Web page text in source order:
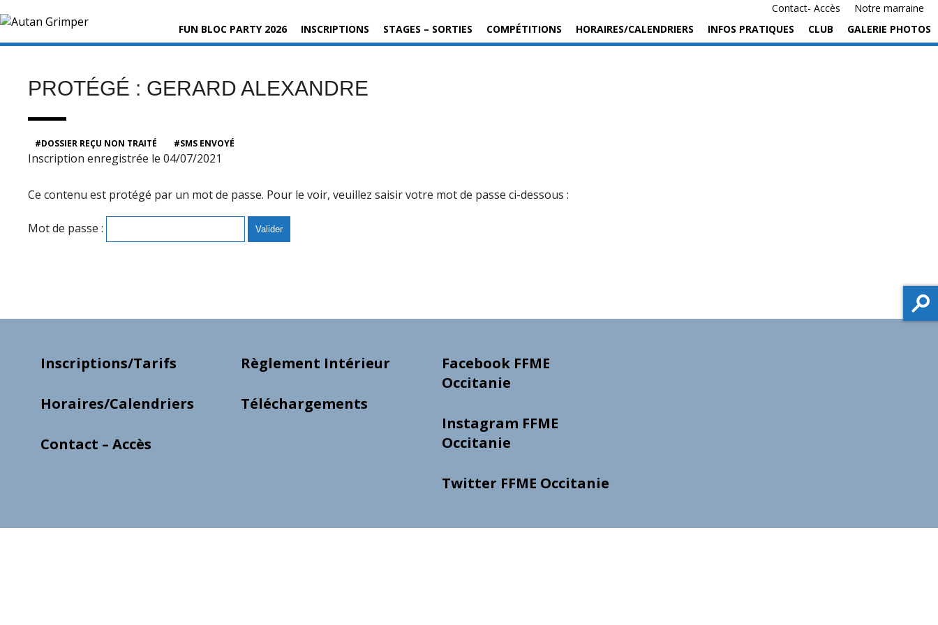
to
Contact- Accès
Notre marraine
FUN BLOC PARTY 2026
INSCRIPTIONS STAGES – SORTIES COMPÉTITIONS HORAIRES/CALENDRIERS INFOS PRATIQUES CLUB GALERIE PHOTOS
PROTÉGÉ : GERARD ALEXANDRE
DOSSIER REÇU NON TRAITÉ SMS ENVOYÉ
Inscription enregistrée le 04/07/2021
Ce contenu est protégé par un mot de passe. Pour le voir, veuillez saisir votre mot de passe ci-dessous :
Mot de passe :
Inscriptions/Tarifs
Horaires/Calendriers
Contact – Accès
Règlement Intérieur
Téléchargements
Facebook FFME
Occitanie
Instagram FFME
Occitanie
Twitter FFME Occitanie